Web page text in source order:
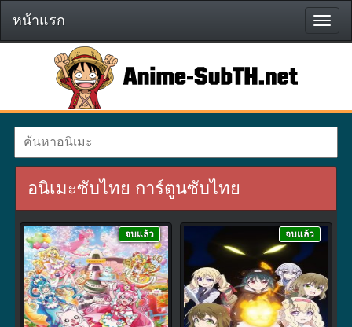
หน้า
แรก
หน้าแรก
อนิเมะซับไทย การ์ตูนซับไทย
จบแล้ว จบแล้ว